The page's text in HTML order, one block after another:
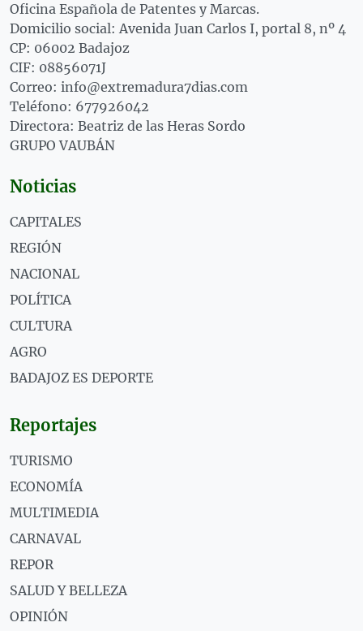
Oficina Española de Patentes y Marcas.
Domicilio social: Avenida Juan Carlos I, portal 8, nº 4
CP: 06002 Badajoz
CIF: 08856071J
Correo: info@extremadura7dias.com
Teléfono: 677926042
Directora: Beatriz de las Heras Sordo
GRUPO VAUBÁN
Noticias
CAPITALES
REGIÓN
NACIONAL
POLÍTICA
CULTURA
AGRO
BADAJOZ ES DEPORTE
Reportajes
TURISMO
ECONOMÍA
MULTIMEDIA
CARNAVAL
REPOR
SALUD Y BELLEZA
OPINIÓN